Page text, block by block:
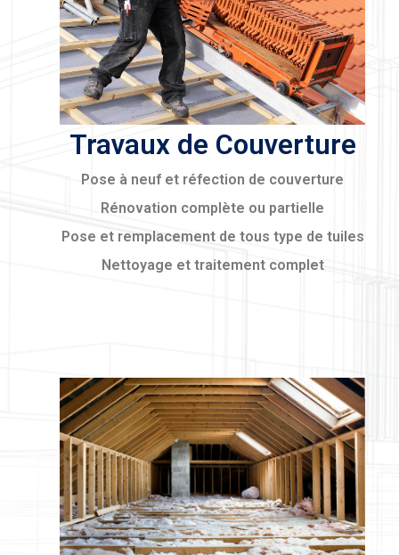
Travaux de Couverture
Pose à neuf et réfection de couverture
Rénovation complète ou partielle
Pose et remplacement de tous type de tuiles
Nettoyage et traitement complet